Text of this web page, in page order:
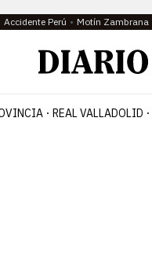
Accidente Perú Motín Zambrana
REAL VALLADOLID